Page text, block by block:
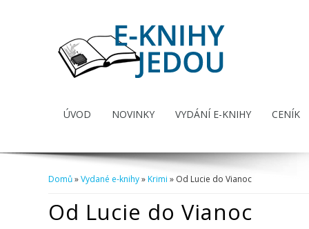
ÚVOD NOVINKY VYDÁNÍ E-KNIHY CENÍK
Domů»Vydané e-knihy»Krimi » Od Lucie do Vianoc
Od Lucie do Vianoc